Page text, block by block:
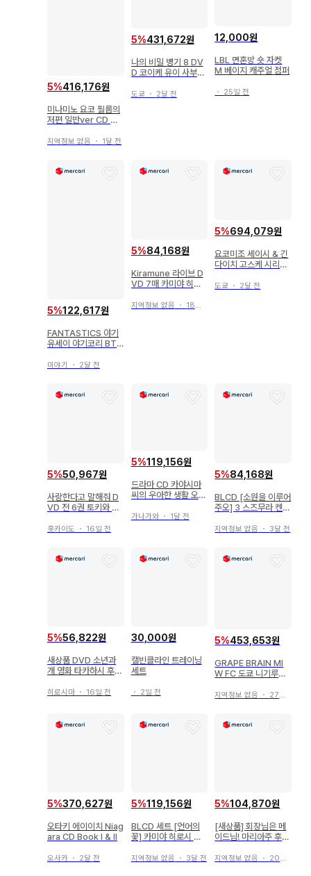
상품 이미지는 참고용 이미지를 사용하고 있으며, 실제 상품의
[ 배송에 대하여 ]
배송업체는 당사 지정 배송업체입니다.
상품에 따라 출하지가 다르므로, 상품의 동봉은 불가합니다.
를 통해 별도로 청구하며, 입금 확인 후 재배송을 해드립니다.
또한, 짐이 반송된 경우에도 주문을 취소할 수는 없습니다.
상품관리번호: 1298902708
5%416,176원
미나미노 요코 필름의
저편 일반ver CD 싱
지역정보 없음 ・ 1달 전
5%431,672원
나의 비밀 병기 8 DV
D 코이케 유이 사부우
도쿄 ・ 2달 전
12,000원
LBL 면혼방 숏 자켓
M 베이지 캐주얼 점퍼
・ 25일 전
5%122,617원
FANTASTICS 야기
유세이 야기코리 BTT
미야기 ・ 2달 전
5%84,168원
Kiramune 라이브 D
VD 7매 카미야 히로
에구치 타쿠야 키무라
지역정보 없음 ・ 18일 전
5%694,079원
요코미조 세이시 & 긴
다이치 고스케 시리즈
도쿄 ・ 2달 전
5%50,967원
사랑한다고 말해줘 D
VD 전 6권 토키와 타
홋카이도 ・ 16일 전
5%119,156원
드라마 CD 카야시마
씨의 우아한 생활 오키
히로키
가나가와・ 1달 전
5%84,168원
BLCD [소원을 이루어
주오] 3 스즈무라 켄이
지역정보 없음 ・ 3달 전
5%56,822원
새상품 DVD 소년과
개 영화 타카하시 후미
토 타쿠미 미개봉
히로시마 ・ 16일 전
30,000원
캘빈클라인 트레이닝
세트
・ 2일 전
5%453,653원
GRAPE BRAIN MI
W FC 도쿄 니기루짱
지역정보 없음 ・ 27일 전
5%370,627원
오타키 에이이치 Niag
ara CD Book I & II
오사카 ・ 2달 전
5%119,156원
BLCD 세트 [언어의
꽃] 카미야 히로시 오
지역정보 없음 ・ 3달 전
5%104,870원
[새상품] 회장님은 메
이드님! 마리아주 후지
첨부 특장판 하쿠센샤
지역정보 없음 ・ 20일 전